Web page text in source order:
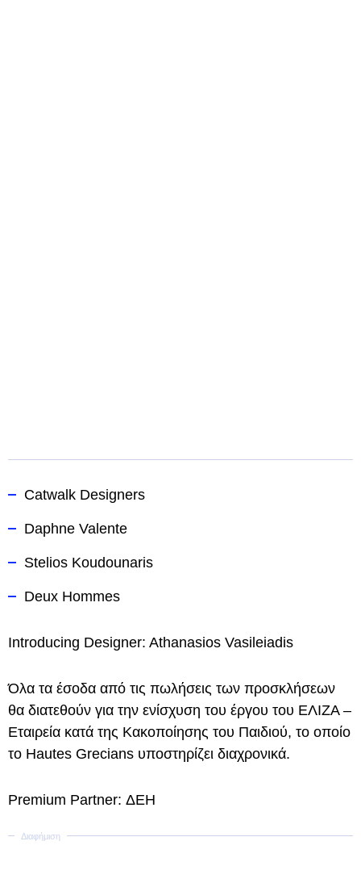
Catwalk Designers
Daphne Valente
Stelios Koudounaris
Deux Hommes
Introducing Designer: Athanasios Vasileiadis
Όλα τα έσοδα από τις πωλήσεις των προσκλήσεων
θα διατεθούν για την ενίσχυση του έργου του ΕΛΙΖΑ –
Εταιρεία κατά της Κακοποίησης του Παιδιού, το οποίο
το Hautes Grecians υποστηρίζει διαχρονικά.
Premium Partner: ΔΕΗ